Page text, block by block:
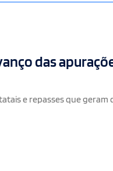
das
e repasses que geram